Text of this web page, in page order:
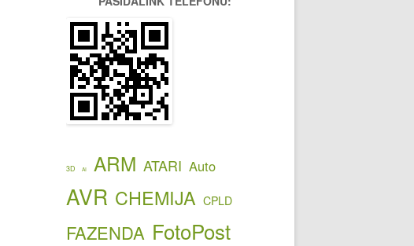
3D AI ARM ATARI Auto
AVR CHEMIJA CPLD
FAZENDA FotoPost